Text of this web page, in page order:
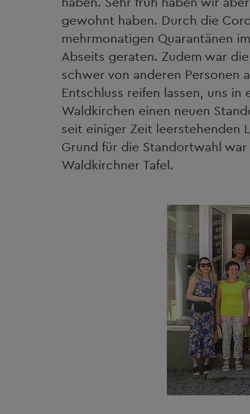
gewohnt haben. Durch die
mehrmonatigen Quarantänen
Abseits geraten. Zudem war
schwer von anderen Personen
Entschluss reifen lassen, uns
Waldkirchen einen neuen
seit einiger Zeit leerstehenden
Grund für die Standortwahl
Waldkirchner Tafel.